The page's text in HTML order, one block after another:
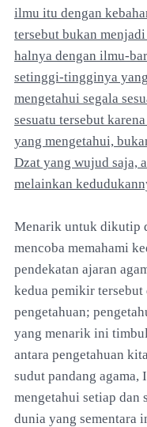
ilmu itu dengan
tersebut bukan
halnya dengan ilmu-
setinggi-tingginya
mengetahui segala
sesuatu tersebut
yang mengetahui,
Dzat yang wujud saja,
melainkan
Menarik untuk dikutip
mencoba memahami
pendekatan ajaran
kedua pemikir tersebut
pengetahuan;
yang menarik ini
antara pengetahuan
sudut pandang agama,
mengetahui setiap dan
dunia yang sementara